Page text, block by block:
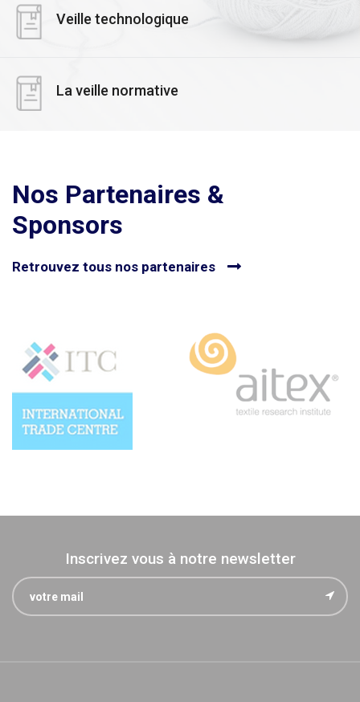
Veille technologique
La veille normative
Nos Partenaires &
Sponsors
Retrouvez tous nos partenaires
Inscrivez vous à notre newsletter